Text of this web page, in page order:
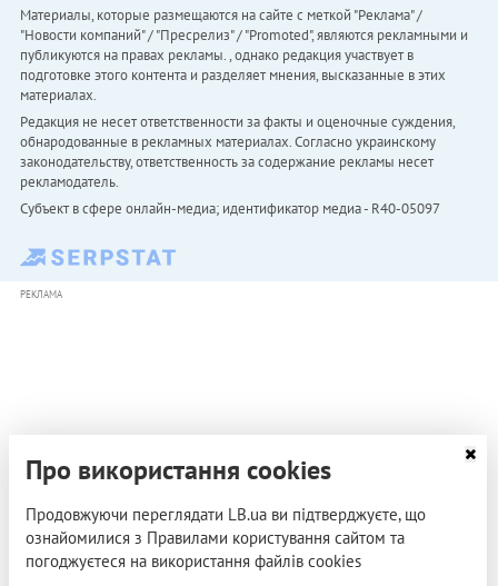
Материалы, которые размещаются на сайте с меткой "Реклама" /
"Новости компаний" / "Пресрелиз" / "Promoted", являются рекламными и
публикуются на правах рекламы. , однако редакция участвует в
подготовке этого контента и разделяет мнения, высказанные в этих
материалах.
Редакция не несет ответственности за факты и оценочные суждения,
обнародованные в рекламных материалах. Согласно украинскому
законодательству, ответственность за содержание рекламы несет
рекламодатель.
Субъект в сфере онлайн-медиа; идентификатор медиа - R40-05097
РЕКЛАМА
Про використання cookies
Продовжуючи переглядати LB.ua ви підтверджуєте, що
ознайомилися з Правилами користування сайтом та
погоджуєтеся на використання файлів cookies